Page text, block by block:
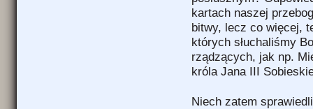
kartach naszej
bitwy, lecz co więcej,
których słuchaliśmy
rządzących, jak np.
króla Jana III
Niech zatem